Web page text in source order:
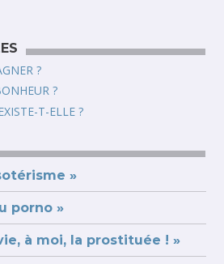
?
?
T-ELLE ?
»
porno »
à moi, la prostituée ! »